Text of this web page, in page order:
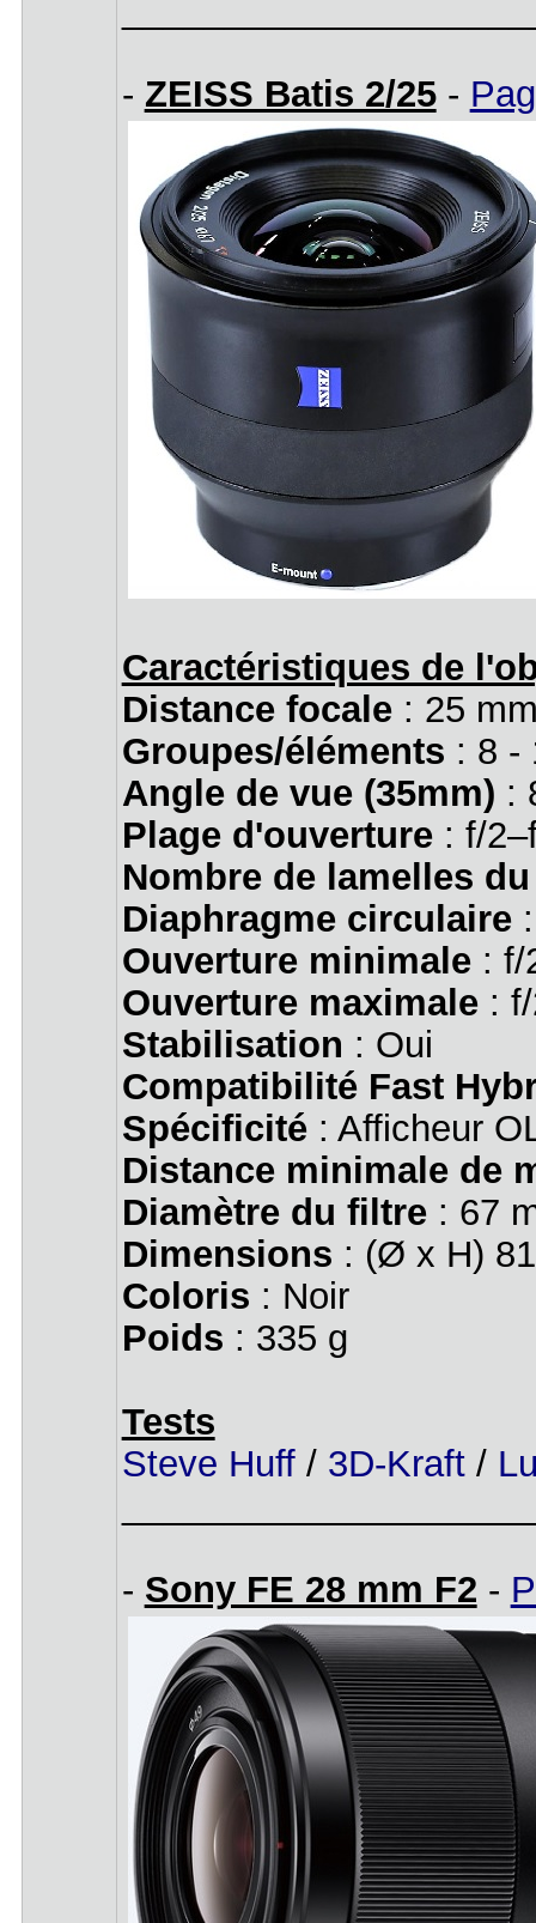
- ZEISS Batis 2/25-
Caractéristiques de
Distance focale: 25
Groupes/éléments : 8 -
Angle de vue (35mm) :
Plage d'ouverture: f/
Nombre de lamelles
Diaphragme circulaire:
Ouverture minimale: f/
Ouverture maximale: f/
Stabilisation : Oui
Compatibilité Fast
Spécificité: Afficheur
Distance minimale de
Diamètre du filtre: 67
Dimensions : (Ø x H)
Coloris : Noir
Poids : 335 g
Tests
Steve Huff/ 3D-Kraft/
- Sony FE 28 mm F2 -